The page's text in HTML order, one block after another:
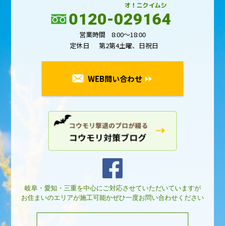
オ！ニクイムシ
0120-029164
営業時間
8:00～18:00
定休日
第2第4土曜、日祝日
WEB問い合わせ
岐阜・愛知・三重を中心にご対応させていただいていますが
お住まいのエリアが施工可能かぜひ一度お問い合わせください